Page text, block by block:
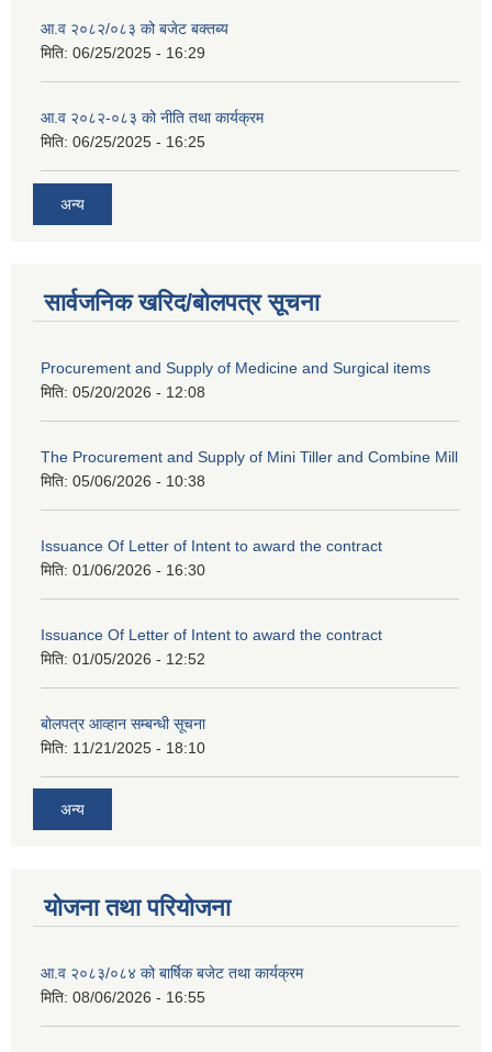
आ.व २०८२/०८३ को बजेट बक्तब्य
मिति: 06/25/2025 - 16:29
आ.व २०८२-०८३ को नीति तथा कार्यक्रम
मिति: 06/25/2025 - 16:25
अन्य
सार्वजनिक खरिद/बोलपत्र सूचना
Procurement and Supply of Medicine and Surgical items
मिति: 05/20/2026 - 12:08
The Procurement and Supply of Mini Tiller and Combine Mill
मिति: 05/06/2026 - 10:38
Issuance Of Letter of Intent to award the contract
मिति: 01/06/2026 - 16:30
Issuance Of Letter of Intent to award the contract
मिति: 01/05/2026 - 12:52
बोलपत्र आव्हान सम्बन्धी सूचना
मिति: 11/21/2025 - 18:10
अन्य
योजना तथा परियोजना
आ.व २०८३/०८४ को बार्षिक बजेट तथा कार्यक्रम
मिति: 08/06/2026 - 16:55